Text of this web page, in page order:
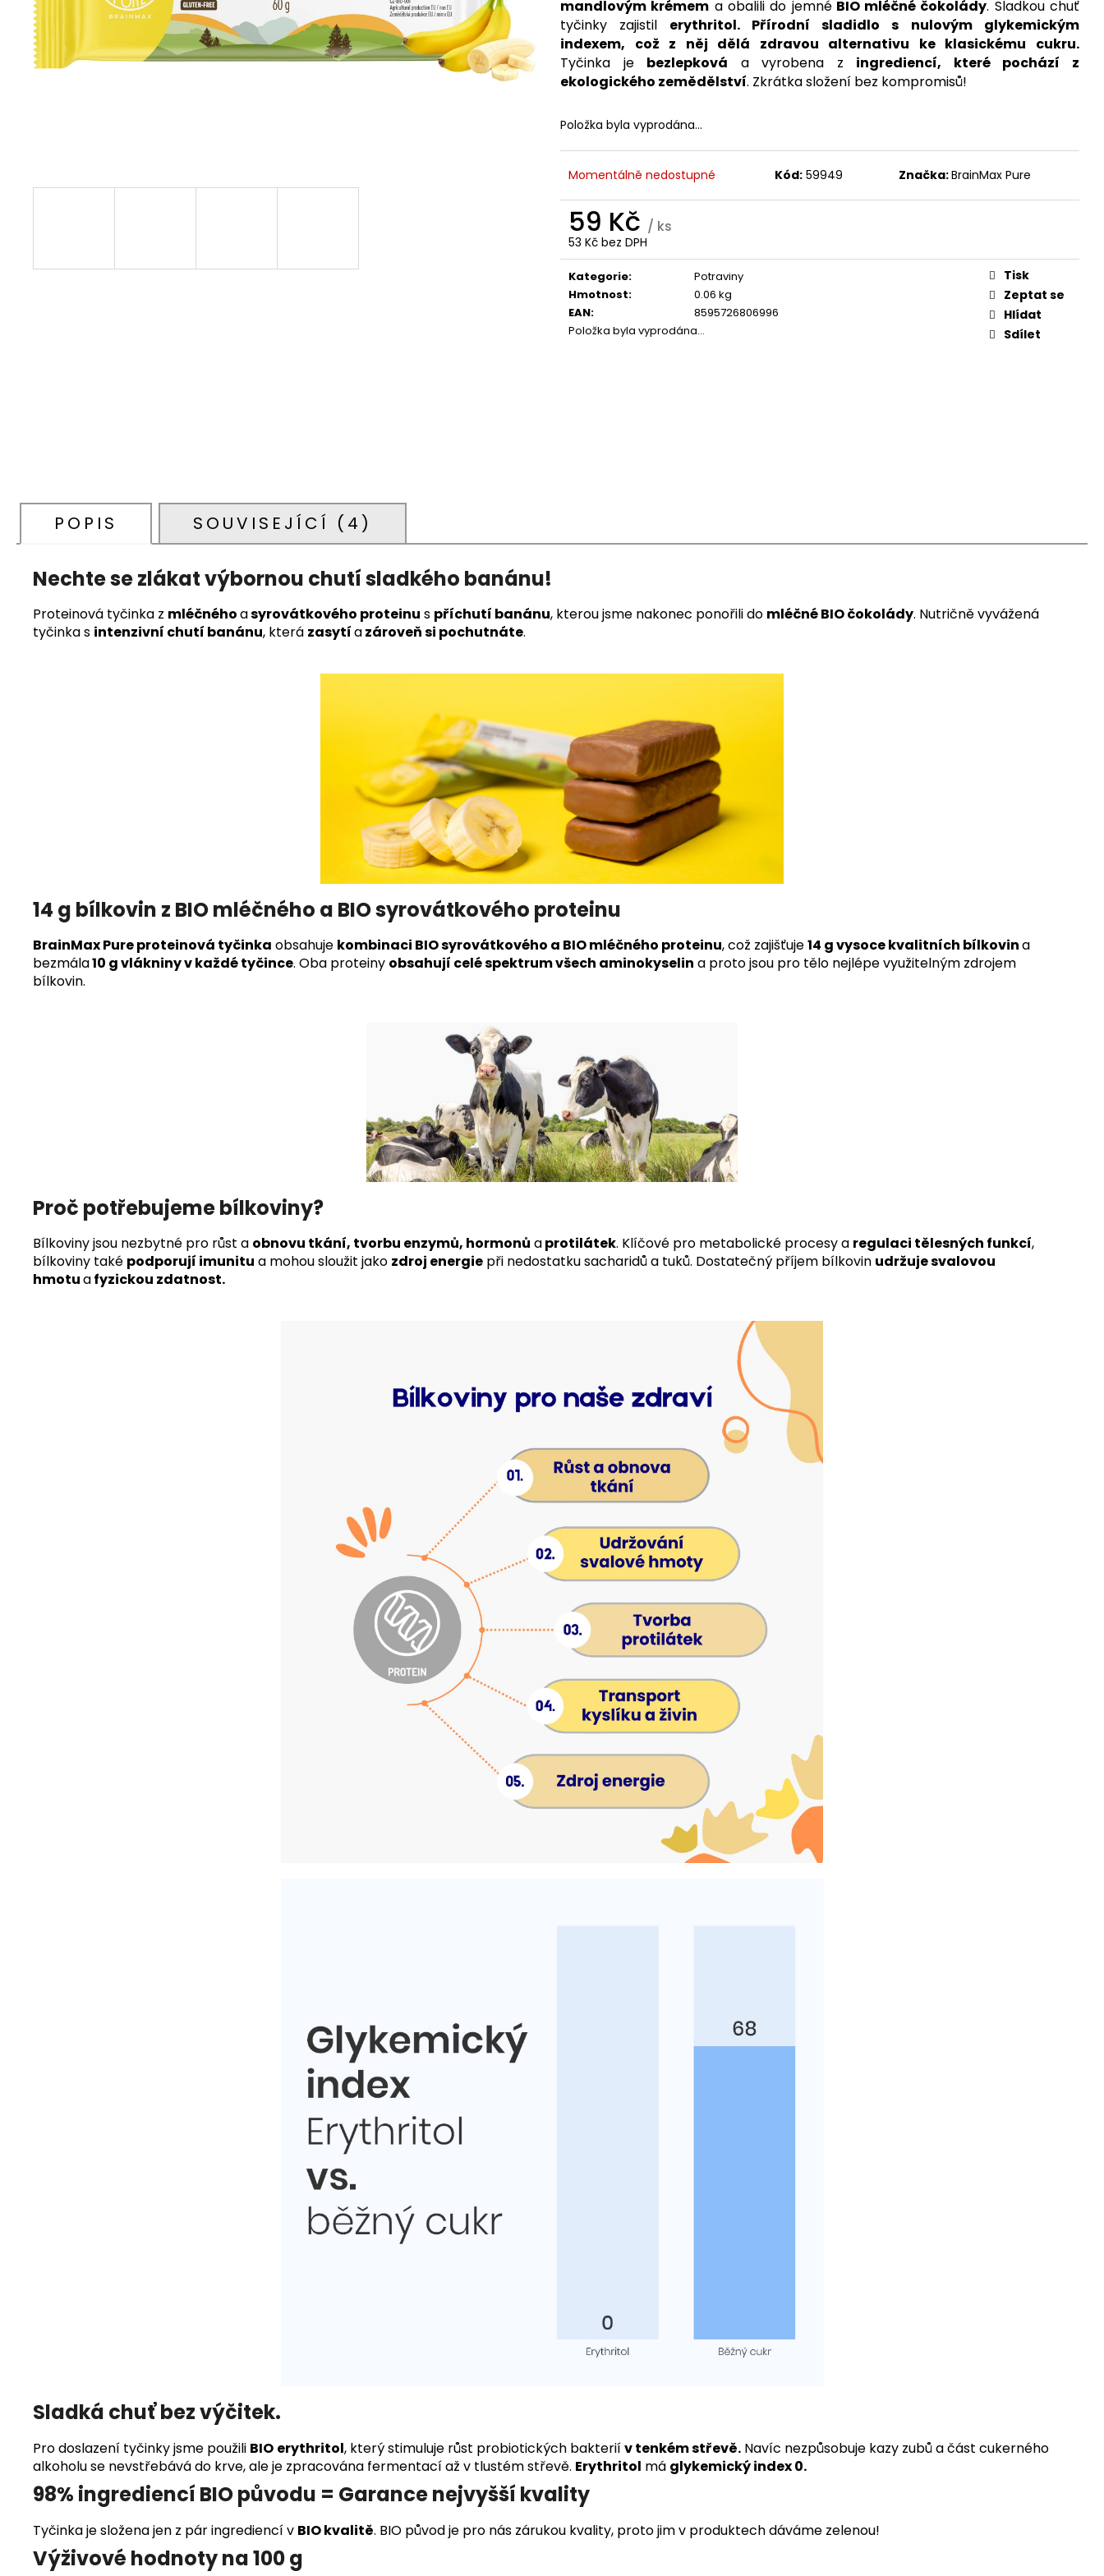
mandlovým krémem a obalili do jemnéBIO mléčné čokolády. Sladkou chuť
tyčinky zajistil erythritol. Přírodní sladidlo s nulovým glykemickým
indexem, což z něj dělá zdravou alternativu ke klasickému cukru.
Tyčinka je bezlepková a vyrobena z ingrediencí, které pochází z
ekologického zemědělství. Zkrátka složení bez kompromisů!
Položka byla vyprodána…
Momentálně nedostupné Kód: 59949 Značka:BrainMax Pure
59 Kč / ks
53 Kč bez DPH
Měrná
cena:
Kategorie:
Potraviny
Hmotnost:
0.06 kg
EAN:
8595726806996
Položka byla vyprodána…
Tisk
Zeptat se
Hlídat
Sdílet
POPIS SOUVISEJÍCÍ (4)
Nechte se zlákat výbornou chutí sladkého banánu!
Proteinová tyčinka z mléčnéhoasyrovátkového proteinu s příchutí banánu, kterou jsme nakonec ponořili do mléčné BIO čokolády. Nutričně vyvážená
tyčinka s intenzivní chutí banánu, která zasytíazároveň si pochutnáte.
14 g bílkovin z BIO mléčného a BIO syrovátkového proteinu
BrainMax Pure proteinová tyčinka obsahuje kombinaci BIO syrovátkového a BIO mléčného proteinu, což zajišťuje14 g vysoce kvalitních bílkovina
bezmála10 g vlákniny v každé tyčince. Oba proteiny obsahují celé spektrum všech aminokyselin a proto jsou pro tělo nejlépe využitelným zdrojem
bílkovin.
Proč potřebujeme bílkoviny?
Bílkoviny jsou nezbytné pro růst a obnovu tkání, tvorbu enzymů, hormonů aprotilátek. Klíčové pro metabolické procesy a regulaci tělesných funkcí,
bílkoviny také podporují imunitu a mohou sloužit jako zdroj energie při nedostatku sacharidů a tuků. Dostatečný příjem bílkovin udržuje svalovou
hmotuafyzickou zdatnost.
Sladká chuť bez výčitek.
Pro doslazení tyčinky jsme použili BIO erythritol, který stimuluje růst probiotických bakteriív tenkém střevě. Navíc nezpůsobuje kazy zubů a část cukerného
alkoholu se nevstřebává do krve, ale je zpracována fermentací až v tlustém střevě. Erythritol má glykemický index 0.
98% ingrediencí BIO původu = Garance nejvyšší kvality
Tyčinka je složena jen z pár ingrediencí v BIO kvalitě. BIO původ je pro nás zárukou kvality, proto jim v produktech dáváme zelenou!
Výživové hodnoty na 100 g
449 Kč
999 Kč
Původně:
KAPSLÍVYSOKÁ DÁVKA D3 A
PATENTOVANÁ FORMA K2 JAKO MK-7
K2VITAL®DELTA, 100 DÁVEK
699 Kč